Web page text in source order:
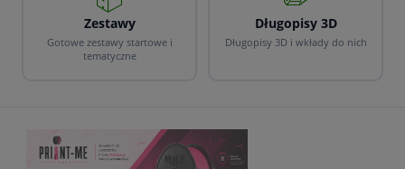
Zestawy
Gotowe zestawy startowe i
tematyczne
Długopisy 3D
Długopisy 3D i wkłady do nich